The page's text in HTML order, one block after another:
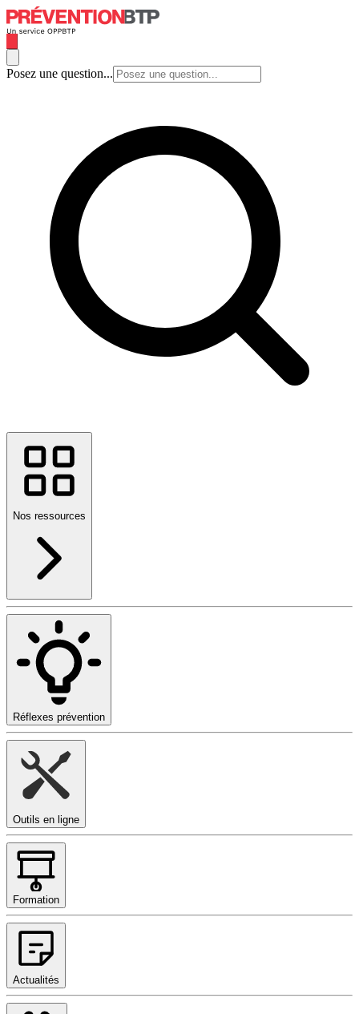
Posez une question...
Nos ressources
Réflexes prévention
Outils en ligne
Formation
Actualités